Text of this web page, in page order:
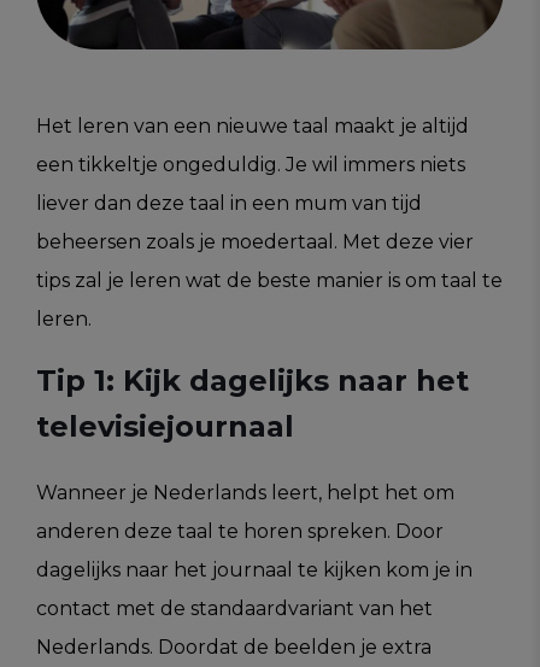
Het leren van een nieuwe taal maakt je altijd
een tikkeltje ongeduldig. Je wil immers niets
liever dan deze taal in een mum van tijd
beheersen zoals je moedertaal. Met deze vier
tips zal je leren wat de beste manier is om taal te
leren.
Tip 1: Kijk dagelijks naar het
televisiejournaal
Wanneer je Nederlands leert, helpt het om
anderen deze taal te horen spreken. Door
dagelijks naar het journaal te kijken kom je in
contact met de standaardvariant van het
Nederlands. Doordat de beelden je extra